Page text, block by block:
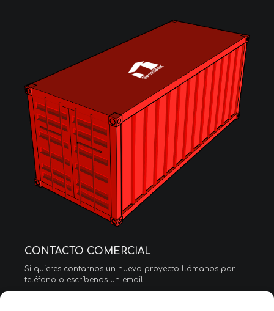
CONTACTO COMERCIAL
Si quieres contarnos un nuevo proyecto llámanos por
teléfono o escríbenos un email.